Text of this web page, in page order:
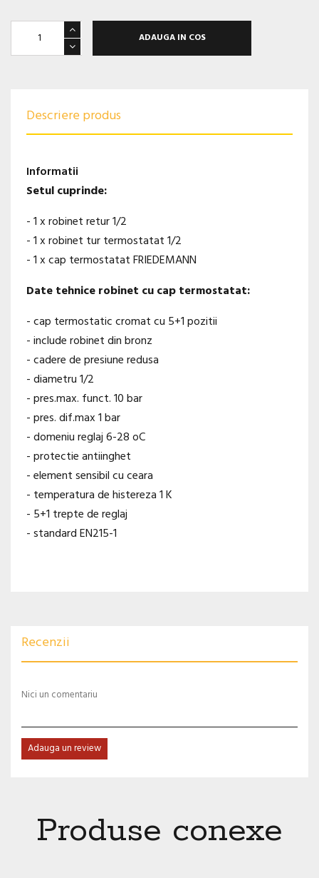
ADAUGA IN COS
Descriere produs
Informatii
Setul cuprinde:
- 1 x robinet retur 1/2
- 1 x robinet tur termostatat 1/2
- 1 x cap termostatat FRIEDEMANN
Date tehnice robinet cu cap termostatat:
- cap termostatic cromat cu 5+1 pozitii
- include robinet din bronz
- cadere de presiune redusa
- diametru 1/2
- pres.max. funct. 10 bar
- pres. dif.max 1 bar
- domeniu reglaj 6-28 oC
- protectie antiinghet
- element sensibil cu ceara
- temperatura de histereza 1 K
- 5+1 trepte de reglaj
- standard EN215-1
Recenzii
Nici un comentariu
Adauga un review
Produse conexe